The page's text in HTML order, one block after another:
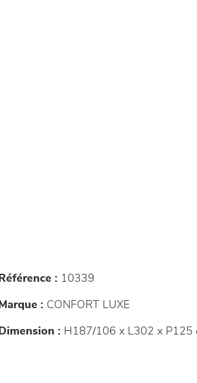
Référence : 10339
Marque : CONFORT LUXE
Dimension : H187/106 x L302 x P125